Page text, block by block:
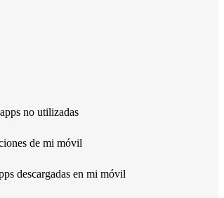
no utilizadas
de mi móvil
descargadas en mi móvil